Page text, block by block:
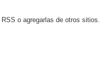
o agregarlas de otros sitios.